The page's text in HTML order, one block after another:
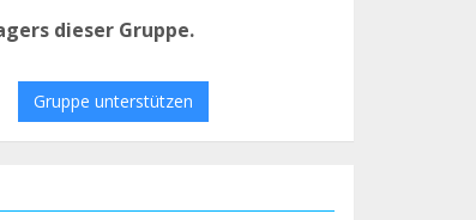
dieser Gruppe.
Gruppe unterstützen